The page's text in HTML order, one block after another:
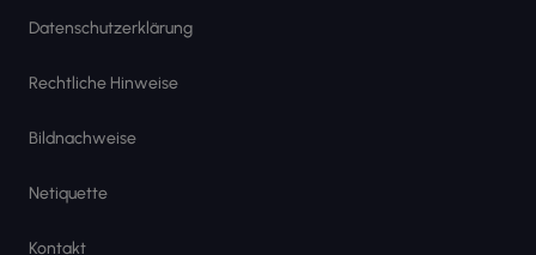
Datenschutzerklärung
Rechtliche Hinweise
Bildnachweise
Netiquette
Kontakt